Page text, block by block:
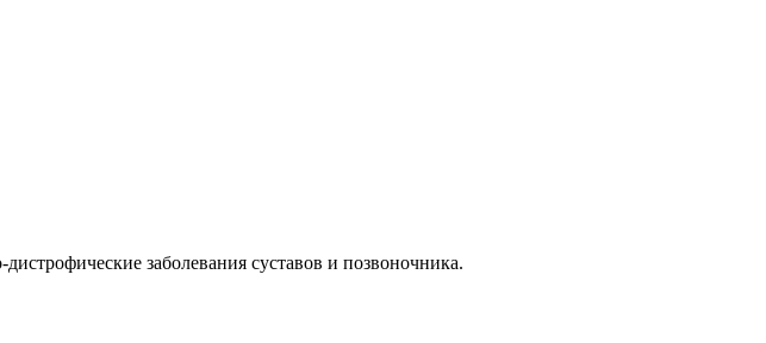
заболевания суставов и позвоночника.